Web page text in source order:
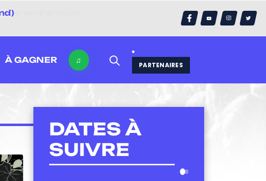
À GAGNER ♫
PARTENAIRES
DATES À
SUIVRE